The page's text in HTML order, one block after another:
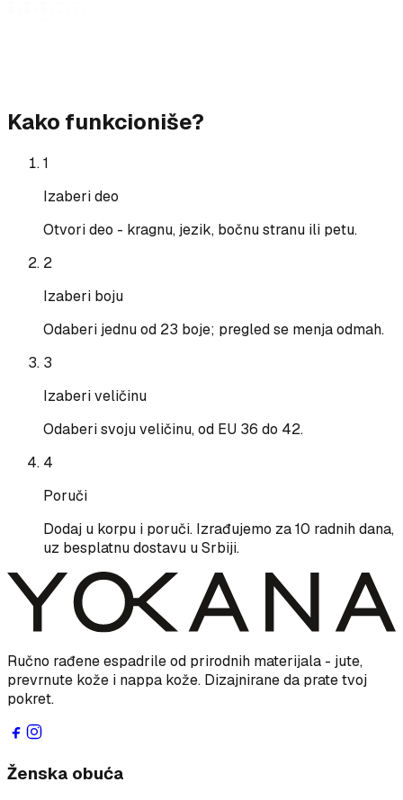
Kako funkcioniše?
1
Izaberi deo
Otvori deo - kragnu, jezik, bočnu stranu ili petu.
2
Izaberi boju
Odaberi jednu od 23 boje; pregled se menja odmah.
3
Izaberi veličinu
Odaberi svoju veličinu, od EU 36 do 42.
4
Poruči
Dodaj u korpu i poruči. Izrađujemo za 10 radnih dana,
uz besplatnu dostavu u Srbiji.
Ručno rađene espadrile od prirodnih materijala - jute,
prevrnute kože i nappa kože. Dizajnirane da prate tvoj
pokret.
Ženska obuća